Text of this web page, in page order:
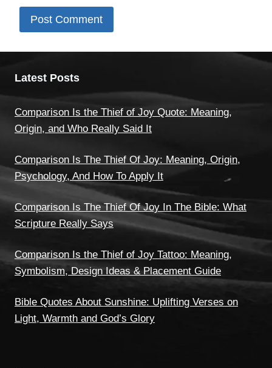
Latest Posts
Comparison Is the Thief of Joy Quote: Meaning,
Origin, and Who Really Said It
Comparison Is The Thief Of Joy: Meaning, Origin,
Psychology, And How To Apply It
Comparison Is The Thief Of Joy In The Bible: What
Scripture Really Says
Comparison Is the Thief of Joy Tattoo: Meaning,
Symbolism, Design Ideas & Placement Guide
Bible Quotes About Sunshine: Uplifting Verses on
Light, Warmth and God’s Glory